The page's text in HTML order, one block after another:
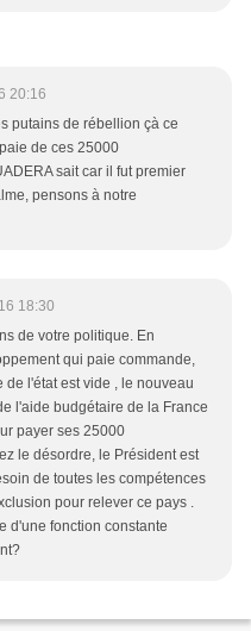
20:16
putains de rébellion çà ce
de ces 25000
sait car il fut premier
pensons à notre
18:30
de votre politique. En
qui paie commande,
l'état est vide , le nouveau
l'aide budgétaire de la France
payer ses 25000
le désordre, le Président est
de toutes les compétences
pour relever ce pays .
d'une fonction constante